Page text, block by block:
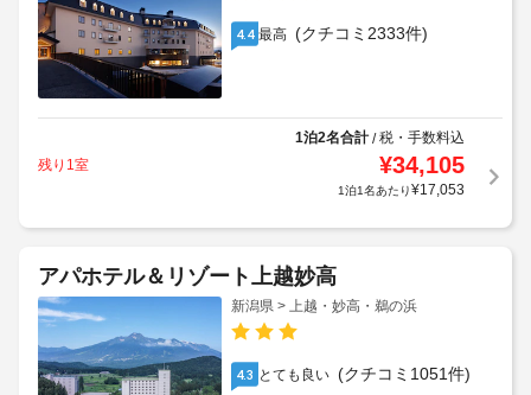
4.4 最高 (クチコミ2333件)
1泊2名合計/税・手数料込
残り1室
¥34,105
1泊1名あたり¥17,053
アパホテル＆リゾート上越妙高
新潟県 > 上越・妙高・鵜の浜
4.3 とても良い (クチコミ1051件)